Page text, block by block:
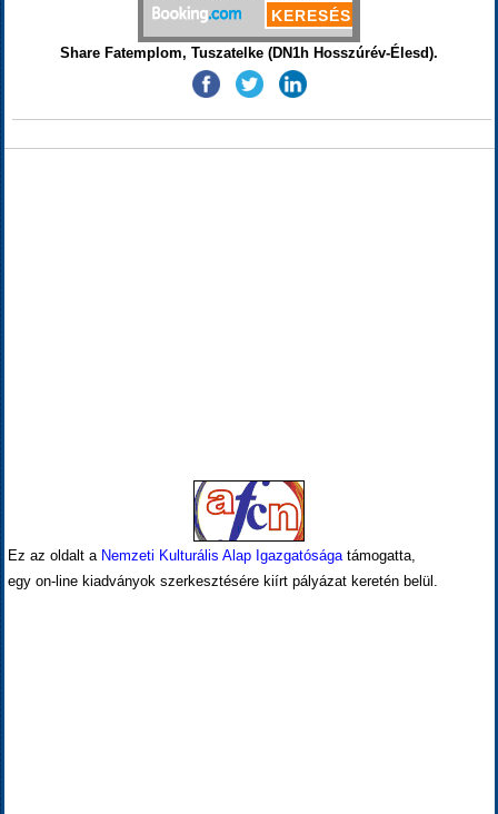
Share Fatemplom, Tuszatelke (DN1h Hosszúrév-Élesd).
Ez az oldalt a Nemzeti Kulturális Alap Igazgatóságatámogatta,
egy on-line kiadványok szerkesztésére kiírt pályázat keretén belül.